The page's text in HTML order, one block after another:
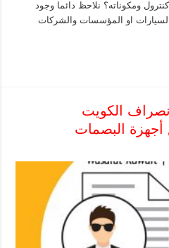
ومكوناته؟ نلاحظ دائما وجود
او المؤسسات والشركات
الكويت